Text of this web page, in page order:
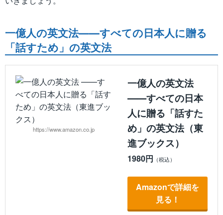
一億人の英文法――すべての日本人に贈る
「話すため」の英文法
https://www.amazon.co.jp
一億人の英文法
――すべての日本
人に贈る「話すた
め」の英文法（東
進ブックス）
1980円
Amazonで詳細を
見る！